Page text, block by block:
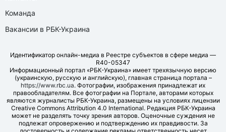
Команда
Вакансии в РБК-Украина
Идентификатор онлайн-медиа в Реестре субъектов в сфере медиа —
R40-05347
Информационный портал «РБК-Украина» имеет трехязычную версию
(украинскую, русскую и английскую), главная страница портала –
https://www.rbc.ua. Фотографии, изображения принадлежат их
правообладателям. Все фотографии на Портале, авторами которых
являются журналисты РБК-Украина, размещены на условиях лицензии
Creative Commons Attribution 4.0 International. Редакция РБК-Украина
может не разделять точку зрения авторов. Оценочные суждения не
подлежат опровержению и подтверждению их правдивости. За